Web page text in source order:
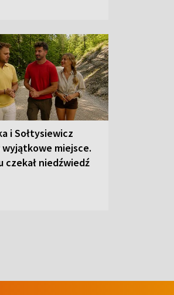
i Sołtysiewicz
miejsce.
czekał niedźwiedź